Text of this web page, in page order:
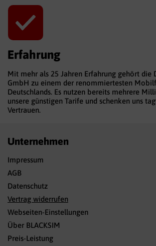
Erfahrung
Mit mehr als 25 Jahren Erfahrung gehört die
GmbH zu einem der renommiertesten
Deutschlands. Es nutzen bereits mehrere
unsere günstigen Tarife und schenken uns
Vertrauen.
Unternehmen
Impressum
AGB
Datenschutz
Vertrag widerrufen
Webseiten-Einstellungen
Über BLACKSIM
Preis-Leistung